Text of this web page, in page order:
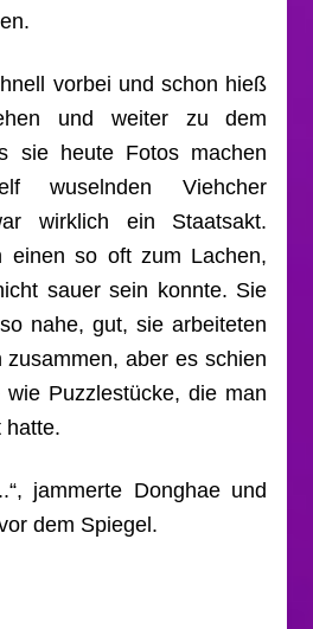
vorbei und schon hieß
und weiter zu dem
sie heute Fotos machen
wuselnden Viehcher
wirklich ein Staatsakt.
einen so oft zum Lachen,
sauer sein konnte. Sie
nahe, gut, sie arbeiteten
aber es schien
Puzzlestücke, die man
hatte.
jammerte Donghae und
dem Spiegel.